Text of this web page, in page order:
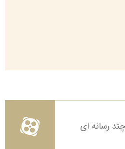
رسانه ای